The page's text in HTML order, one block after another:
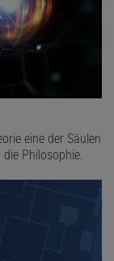
eine der Säulen
Philosophie.